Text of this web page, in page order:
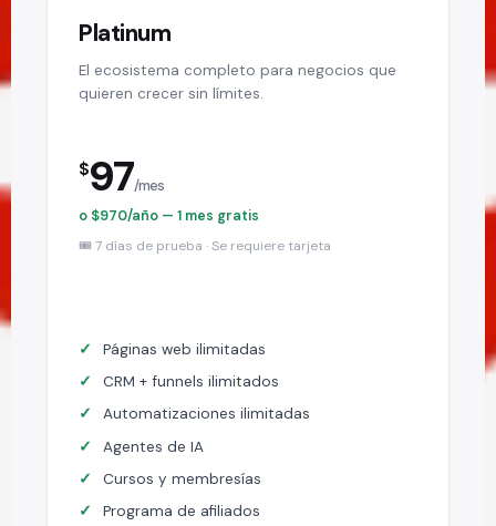
Platinum
El ecosistema completo para negocios que
quieren crecer sin límites.
$97/mes
o $970/año — 1 mes gratis
🎟️ 7 días de prueba · Se requiere tarjeta
Páginas web ilimitadas
CRM + funnels ilimitados
Automatizaciones ilimitadas
Agentes de IA
Cursos y membresías
Programa de afiliados